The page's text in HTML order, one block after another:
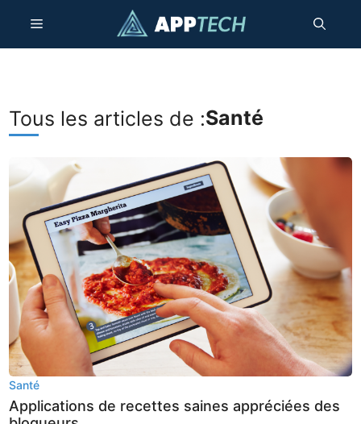
contenu
Menu
Tous les articles de :Santé
Santé
Applications de recettes saines appréciées des